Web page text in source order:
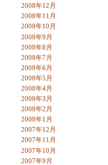
2008年12月
2008年11月
2008年10月
2008年9月
2008年8月
2008年7月
2008年6月
2008年5月
2008年4月
2008年3月
2008年2月
2008年1月
2007年12月
2007年11月
2007年10月
2007年9月